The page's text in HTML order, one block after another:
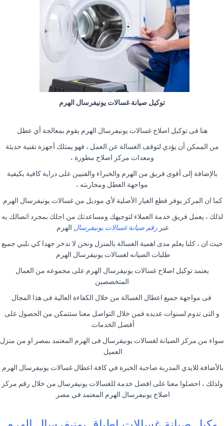
توكيل صيانة غسالات يونيفرسال الهرم
هنا فى توكيل اصلاح غسالات يونيفرسال الهرم يقوم بمعالجة أي عطل
من الممكن أن يؤدي لتوقف الغسالة عن العمل ، فهو يمتلك أجهزة تقنية حديثة
ومعدات مركز اصلاح مطورة ،
بالإضافة إلى أقوى فريق من الهرم والخبراء والفنيين على دراية كافية بكيفية
مواجهة العطل ومحاربته ،
كما ان المركز يوفر قطع الغيار الأصلية لأي موديل من غسالات يونيفرسال الهرم.
لذلك ، يعمل فريق خدمة العملاء لتوجيهك ومساعدتك من اجلك بمجرد اتصالك به
عبر رقم صيانة غسالات يونيفرسال الهرم.
حيث ان ، كلنا يعلم مدى اهمية الغسالة بالمنزل ونحن لا ندخر جهدا كي نلبي جميع
طلبات الصيانه لغسالات يونيفرسال الهرم.
يعتمد توكيل اصلاح غسالات يونيفرسال الهرم على مجموعه من العمال
المتخصصين
فى مواجهة جميع اعطال الغسالة من خلال الكفاءة العالية فى هذا المجال
و التى تدوم لسنوات عديده فمن خلال التواصل معنا ستتمكن من الحصول على
أفضل الخدمات.
سواء من مركز الصيانة لغسالات يونيفرسال فى الهرم المعتمد بمصر او من منزل
العميل.
بالأضافة للايدي المدربة صاحبة الخبرة في كافة اعطال غسالات يونيفرسال الهرم.
ولذلك ، احصلوا معنا على افضل خدمة للغسالات يونيفرسال من خلال رقم مركز
اصلاح يونيفرسال الهرم المعتمد في مصر.